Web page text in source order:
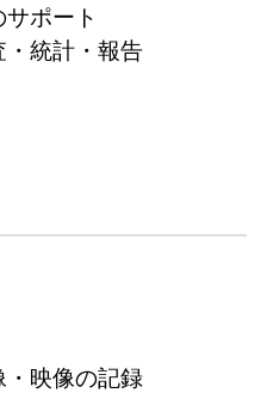
ポート
統計・報告
映像の記録